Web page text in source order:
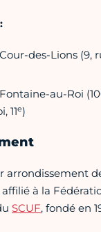
des-Lions (9,
au-Roi
11e)
arrondissement
à la
SCUF, fondé en